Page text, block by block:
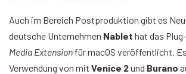
Auch im Bereich Postproduktion gibt es
deutsche Unternehmen Nablet hat das
Media Extension für macOS veröffentlicht.
Verwendung von mit Venice 2und Burano